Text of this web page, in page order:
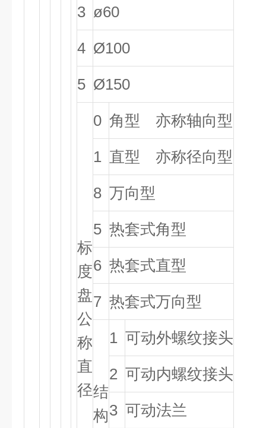
3 ø60
4 Ø100
5 Ø150
标
度
盘
公
称
直
径
0 角型 亦称轴向型
1 直型 亦称径向型
8 万向型
5 热套式角型
6 热套式直型
7 热套式万向型
结
构
1 可动外螺纹接头
2 可动内螺纹接头
3 可动法兰